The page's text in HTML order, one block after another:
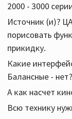
2000 - 3000
Источник (и)?
порисовать
прикидку.
Какие
Балансные - нет?
А как насчет
Всю технику